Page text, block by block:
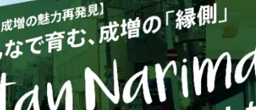
映像・映画 書籍・雑誌出版
ビジネス・起業 チャレンジ
まちづくり・地域活性化